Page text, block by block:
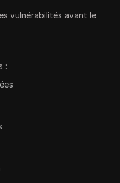
vulnérabilités avant le
: